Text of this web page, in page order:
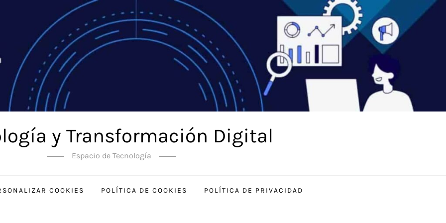
y Transformación Digital
Espacio de Tecnología
COOKIES POLÍTICA DE COOKIES POLÍTICA DE PRIVACIDAD